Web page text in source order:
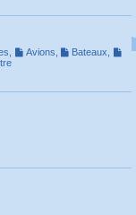
Avions Bateaux